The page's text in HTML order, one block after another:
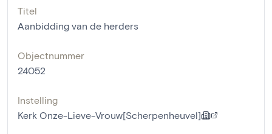
Titel
Aanbidding van de herders
Objectnummer
24052
Instelling
Kerk Onze-Lieve-Vrouw[Scherpenheuvel]